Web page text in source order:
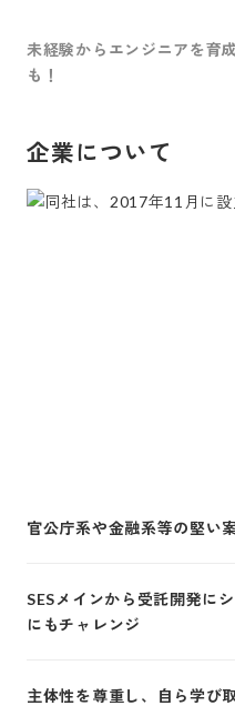
未経験からエンジニアを育
も！
企業について
官公庁系や金融系等の堅い
SESメインから受託開発に
にもチャレンジ
主体性を尊重し、自ら学び